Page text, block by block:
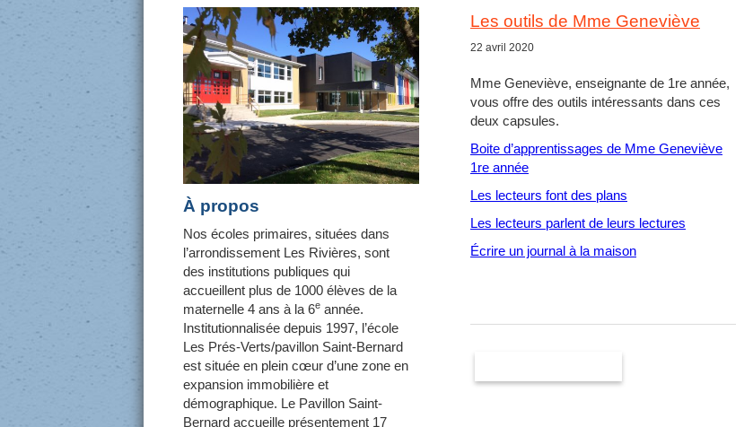
À propos
Nos écoles primaires, situées dans
l’arrondissement Les Rivières, sont
des institutions publiques qui
accueillent plus de 1000 élèves de la
maternelle 4 ans à la 6e année.
Institutionnalisée depuis 1997, l’école
Les Prés-Verts/pavillon Saint-Bernard
est située en plein cœur d’une zone en
expansion immobilière et
démographique. Le Pavillon Saint-
Bernard accueille présentement 17
Les outils de Mme Geneviève
22 avril 2020
Mme Geneviève, enseignante de 1re année,
vous offre des outils intéressants dans ces
deux capsules.
Boite d’apprentissages de Mme Geneviève
1re année
Les lecteurs font des plans
Les lecteurs parlent de leurs lectures
Écrire un journal à la maison